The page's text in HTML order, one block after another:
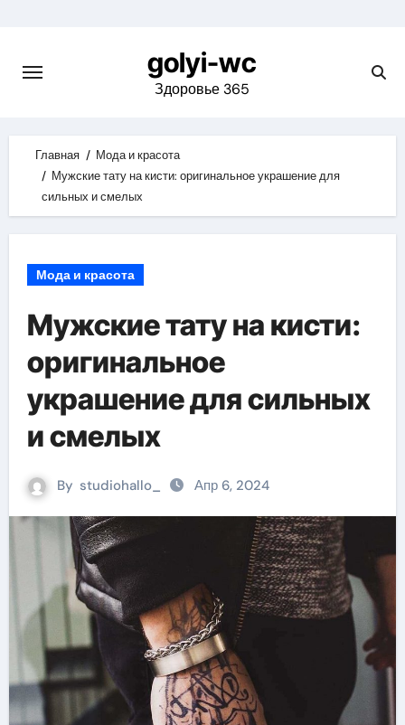
content
golyi-wc
Здоровье 365
Главная
Мода и красота
Мужские тату на кисти: оригинальное украшение для
сильных и смелых
Мода и красота
Мужские тату на кисти:
оригинальное
украшение для сильных
и смелых
By studiohallo_ Апр 6, 2024